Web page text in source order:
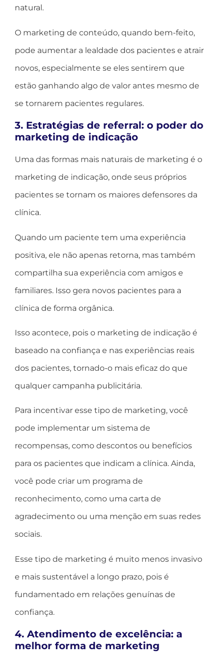
natural.
O marketing de conteúdo, quando bem-feito,
pode aumentar a lealdade dos pacientes e atrair
novos, especialmente se eles sentirem que
estão ganhando algo de valor antes mesmo de
se tornarem pacientes regulares.
3. Estratégias de referral: o poder do
marketing de indicação
Uma das formas mais naturais de marketing é o
marketing de indicação, onde seus próprios
pacientes se tornam os maiores defensores da
clínica.
Quando um paciente tem uma experiência
positiva, ele não apenas retorna, mas também
compartilha sua experiência com amigos e
familiares. Isso gera novos pacientes para a
clínica de forma orgânica.
Isso acontece, pois o marketing de indicação é
baseado na confiança e nas experiências reais
dos pacientes, tornado-o mais eficaz do que
qualquer campanha publicitária.
Para incentivar esse tipo de marketing, você
pode implementar um sistema de
recompensas, como descontos ou benefícios
para os pacientes que indicam a clínica. Ainda,
você pode criar um programa de
reconhecimento, como uma carta de
agradecimento ou uma menção em suas redes
sociais.
Esse tipo de marketing é muito menos invasivo
e mais sustentável a longo prazo, pois é
fundamentado em relações genuínas de
confiança.
4. Atendimento de excelência: a
melhor forma de marketing